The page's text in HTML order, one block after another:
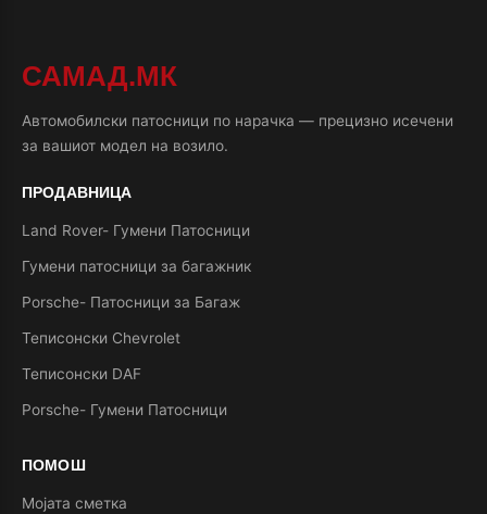
САМАД.МК
Автомобилски патосници по нарачка — прецизно исечени
за вашиот модел на возило.
ПРОДАВНИЦА
Land Rover- Гумени Патосници
Гумени патосници за багажник
Porsche- Патосници за Багаж
Теписонски Chevrolet
Теписонски DAF
Porsche- Гумени Патосници
ПОМОШ
Мојата сметка